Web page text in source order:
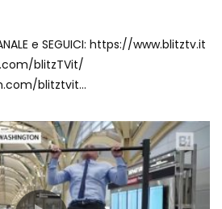
e SEGUICI: https://www.blitztv.it
blitzTVit/
blitztvit...